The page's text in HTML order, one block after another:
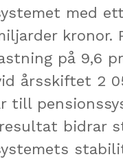
med
kronor.
på 9,6
årsskiftet 2
till
bidrar